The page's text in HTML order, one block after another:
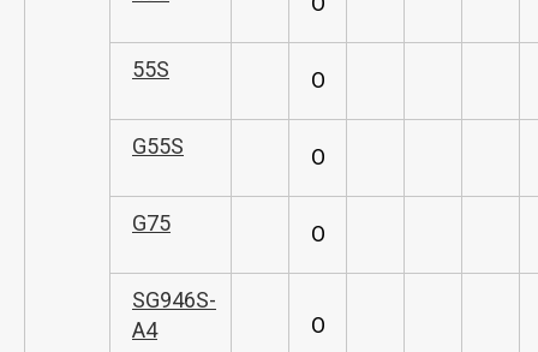
55S O
G55S O
G75 O
SG946S-
A4
O